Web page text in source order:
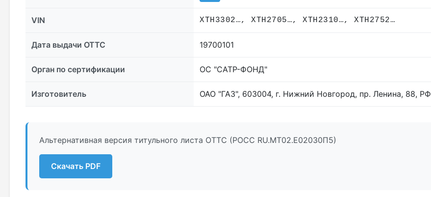
VIN XTH3302…, XTH2705…, XTH2310…, XTH2752…
Дата выдачи ОТТС 19700101
Орган по сертификации ОС "САТР-ФОНД"
Изготовитель ОАО "ГАЗ", 603004, г. Нижний Новгород, пр. Ленина, 88, РФ
Альтернативная версия титульного листа ОТТС (РОСС RU.МТ02.E02030П5)
Скачать PDF